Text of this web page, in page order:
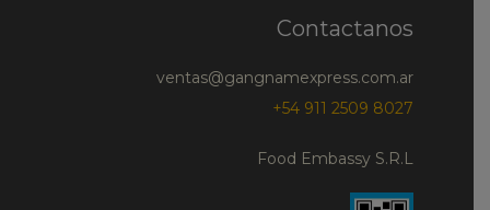
Contactanos
ventas@gangnamexpress.com.ar
+54 911 2509 8027
Food Embassy S.R.L